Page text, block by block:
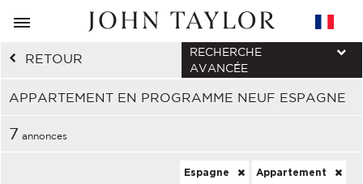
RETOUR
APPARTEMENT EN PROGRAMME NEUF ESPAGNE
RECHERCHE
AVANCÉE
7 annonces
Espagne Appartement